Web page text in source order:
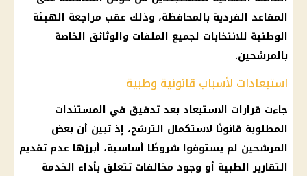
المقاعد الفردية بالمحافظة، وذلك عقب مراجعة الهيئة
الوطنية للانتخابات لجميع الملفات والوثائق الخاصة
بالمرشحين.
استبعادات لأسباب قانونية وطبية
جاءت قرارات الاستبعاد بعد تدقيق في المستندات
المطلوبة قانونًا لاستكمال الترشح، إذ تبين أن بعض
المرشحين لم يستوفوا شروطًا أساسية، أبرزها عدم تقديم
التقارير الطبية أو وجود مخالفات تتعلق بأداء الخدمة